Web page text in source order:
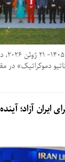
روز
دموکراتیک»
ایران آزاد؛